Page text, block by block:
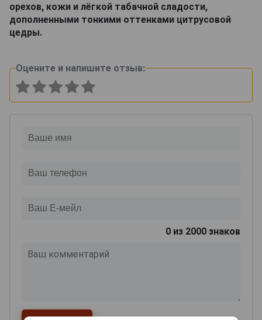
орехов, кожи и лёгкой табачной сладости,
дополненными тонкими оттенками цитрусовой
цедры.
Оцените и напишите отзыв:
0 из 2000 знаков